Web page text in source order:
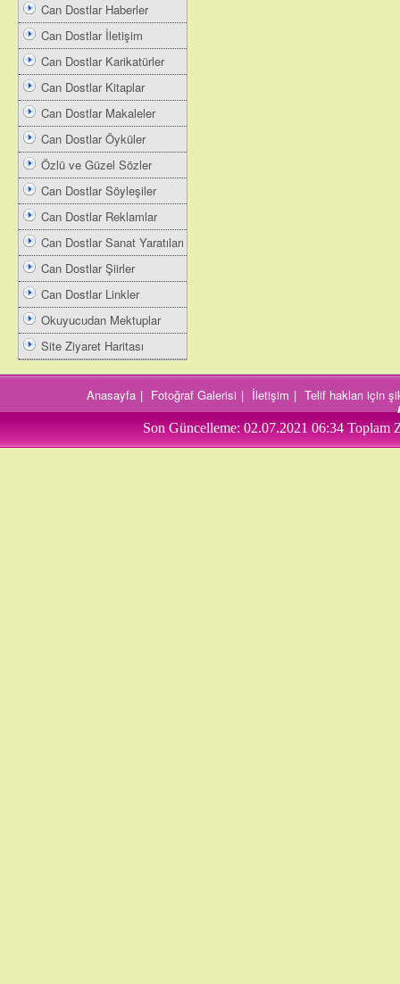
Can Dostlar Haberler
Can Dostlar İletişim
Can Dostlar Karikatürler
Can Dostlar Kitaplar
Can Dostlar Makaleler
Can Dostlar Öyküler
Özlü ve Güzel Sözler
Can Dostlar Söyleşiler
Can Dostlar Reklamlar
Can Dostlar Sanat Yaratıları
Can Dostlar Şiirler
Can Dostlar Linkler
Okuyucudan Mektuplar
Site Ziyaret Haritası
Anasayfa | Fotoğraf Galerisi | İletişim | Telif hakları için
Son Güncelleme: 02.07.2021 06:34 Toplam